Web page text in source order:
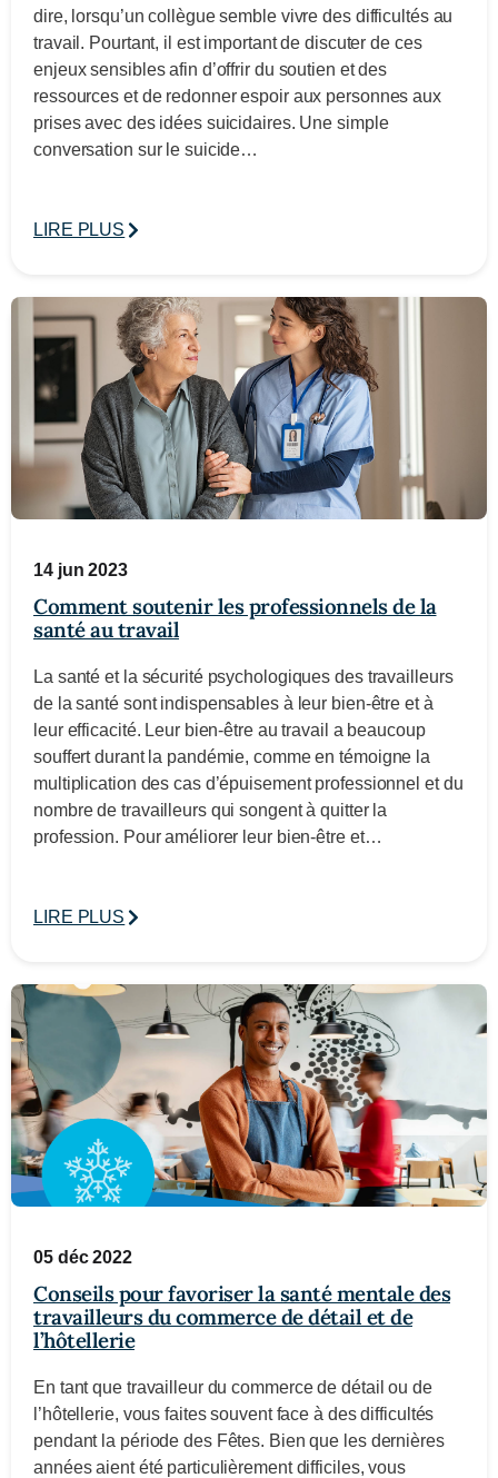
dire, lorsqu’un collègue semble vivre des difficultés au
travail. Pourtant, il est important de discuter de ces
enjeux sensibles afin d’offrir du soutien et des
ressources et de redonner espoir aux personnes aux
prises avec des idées suicidaires. Une simple
conversation sur le suicide…
LIRE PLUS
14 jun 2023
Comment soutenir les professionnels de la
santé au travail
La santé et la sécurité psychologiques des travailleurs
de la santé sont indispensables à leur bien-être et à
leur efficacité. Leur bien-être au travail a beaucoup
souffert durant la pandémie, comme en témoigne la
multiplication des cas d’épuisement professionnel et du
nombre de travailleurs qui songent à quitter la
profession. Pour améliorer leur bien-être et…
LIRE PLUS
05 déc 2022
Conseils pour favoriser la santé mentale des
travailleurs du commerce de détail et de
l’hôtellerie
En tant que travailleur du commerce de détail ou de
l’hôtellerie, vous faites souvent face à des difficultés
pendant la période des Fêtes. Bien que les dernières
années aient été particulièrement difficiles, vous